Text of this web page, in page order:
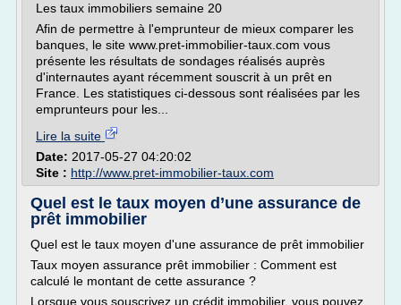
Les taux immobiliers semaine 20
Afin de permettre à l'emprunteur de mieux comparer les
banques, le site www.pret-immobilier-taux.com vous
présente les résultats de sondages réalisés auprès
d'internautes ayant récemment souscrit à un prêt en
France. Les statistiques ci-dessous sont réalisées par les
emprunteurs pour les...
Lire la suite
Date: 2017-05-27 04:20:02
Site : http://www.pret-immobilier-taux.com
Quel est le taux moyen d’une assurance de
prêt immobilier
Quel est le taux moyen d'une assurance de prêt immobilier
Taux moyen assurance prêt immobilier : Comment est
calculé le montant de cette assurance ?
Lorsque vous souscrivez un crédit immobilier, vous pouvez